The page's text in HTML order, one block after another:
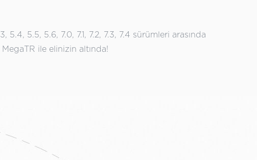
5.5, 5.6, 7.0, 7.1, 7.2, 7.3, 7.4 sürümleri arasında
ile elinizin altında!